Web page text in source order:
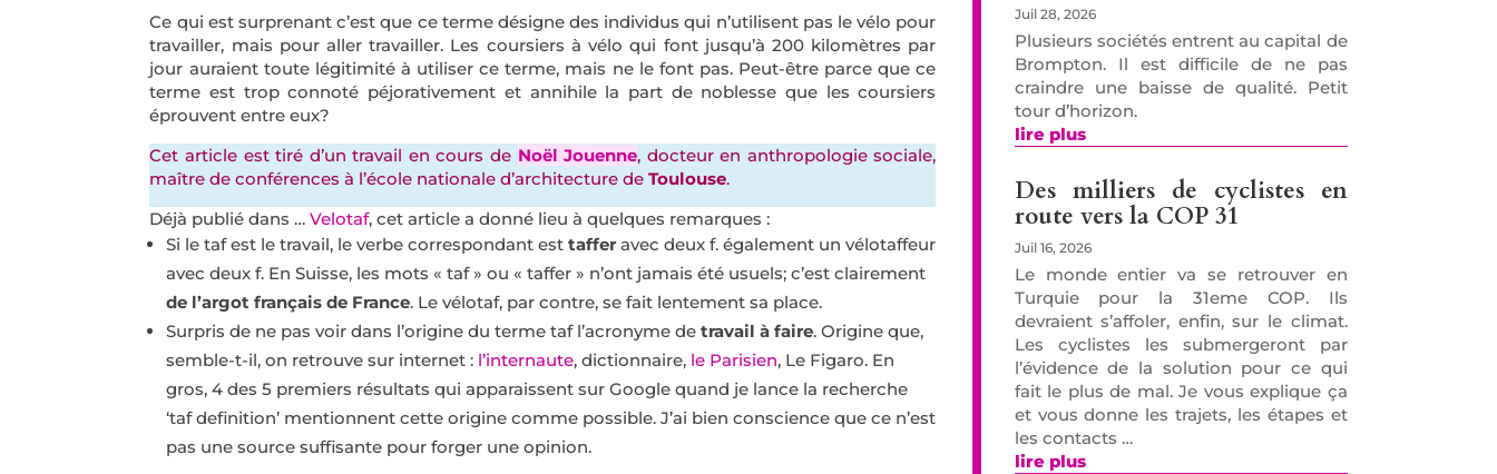
Ce qui est surprenant c’est que ce terme désigne des individus qui n’utilisent pas le vélo pour
travailler, mais pour aller travailler. Les coursiers à vélo qui font jusqu’à 200 kilomètres par
jour auraient toute légitimité à utiliser ce terme, mais ne le font pas. Peut-être parce que ce
terme est trop connoté péjorativement et annihile la part de noblesse que les coursiers
éprouvent entre eux?
Cet article est tiré d’un travail en cours de Noël Jouenne, docteur en anthropologie sociale,
maître de conférences à l’école nationale d’architecture deToulouse.
Déjà publié dans … Velotaf, cet article a donné lieu à quelques remarques :
Si le taf est le travail, le verbe correspondant est taffer avec deux f. également un vélotaffeur
avec deux f. En Suisse, les mots « taf » ou « taffer » n’ont jamais été usuels; c’est clairement
de l’argot français de France. Le vélotaf, par contre, se fait lentement sa place.
Surpris de ne pas voir dans l’origine du terme taf l’acronyme detravail à faire. Origine que,
semble-t-il, on retrouve sur internet : l’internaute, dictionnaire, le Parisien, Le Figaro. En
gros, 4 des 5 premiers résultats qui apparaissent sur Google quand je lance la recherche
‘taf definition’ mentionnent cette origine comme possible. J’ai bien conscience que ce n’est
pas une source suffisante pour forger une opinion.
Juil 28, 2026
Plusieurs sociétés entrent au capital de
Brompton. Il est difficile de ne pas
craindre une baisse de qualité. Petit
tour d’horizon.
lire plus
Des milliers de cyclistes en
route vers la COP 31
Juil 16, 2026
Le monde entier va se retrouver en
Turquie pour la 31eme COP. Ils
devraient s’affoler, enfin, sur le climat.
Les cyclistes les submergeront par
l’évidence de la solution pour ce qui
fait le plus de mal. Je vous explique ça
et vous donne les trajets, les étapes et
les contacts …
lire plus